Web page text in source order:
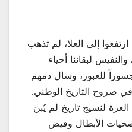
ارتفعوا إلى العلا، لم تذهب
لبقائنا أحياء
للعبور، وسال دمهم
صروح التاريخ الوطني.
لنسيج تاريخ لم يُبنَ
الأبطال وفيض